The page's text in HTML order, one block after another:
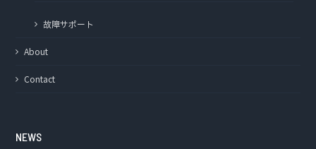
故障サポート
About
Contact
NEWS